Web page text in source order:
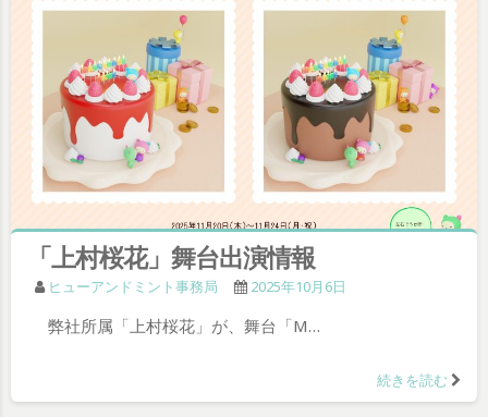
「上村桜花」舞台出演情報
ヒューアンドミント事務局 2025年10月6日
弊社所属「上村桜花」が、舞台「M…
続きを読む